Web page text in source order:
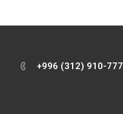
+996 (312) 910-777